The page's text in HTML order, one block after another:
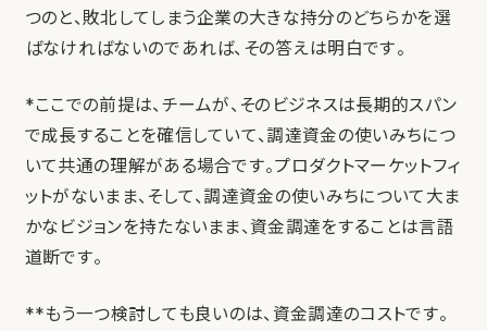
つのと、敗北してしまう企業の大きな持分のどちらかを選
ばなければないのであれば、その答えは明白です。
*ここでの前提は、チームが、そのビジネスは長期的スパン
で成長することを確信していて、調達資金の使いみちにつ
いて共通の理解がある場合です。プロダクトマーケットフィ
ットがないまま、そして、調達資金の使いみちについて大ま
かなビジョンを持たないまま、資金調達をすることは言語
道断です。
**もう一つ検討しても良いのは、資金調達のコストです。